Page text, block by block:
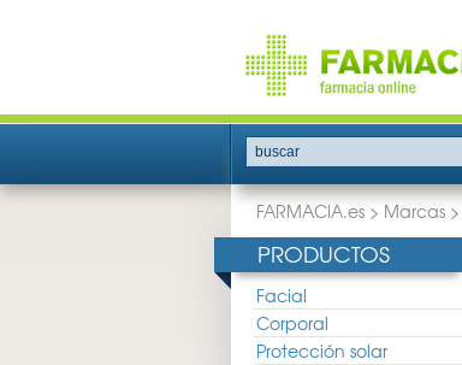
buscar
FARMACIA.es > Marcas >
PRODUCTOS
Facial
Corporal
Protección solar